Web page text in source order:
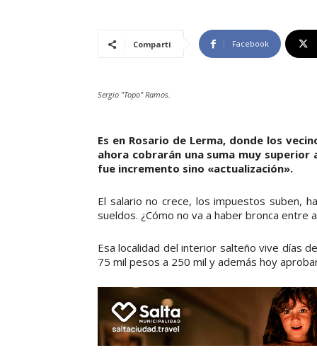
Compartí Facebook
Sergio "Topo" Ramos.
Es en Rosario de Lerma, donde los
ahora cobrarán una suma muy superior
fue incremento sino «actualización».
El salario no crece, los impuestos suben,
sueldos. ¿Cómo no va a haber bronca
Esa localidad del interior salteño vive días
75 mil pesos a 250 mil y además hoy